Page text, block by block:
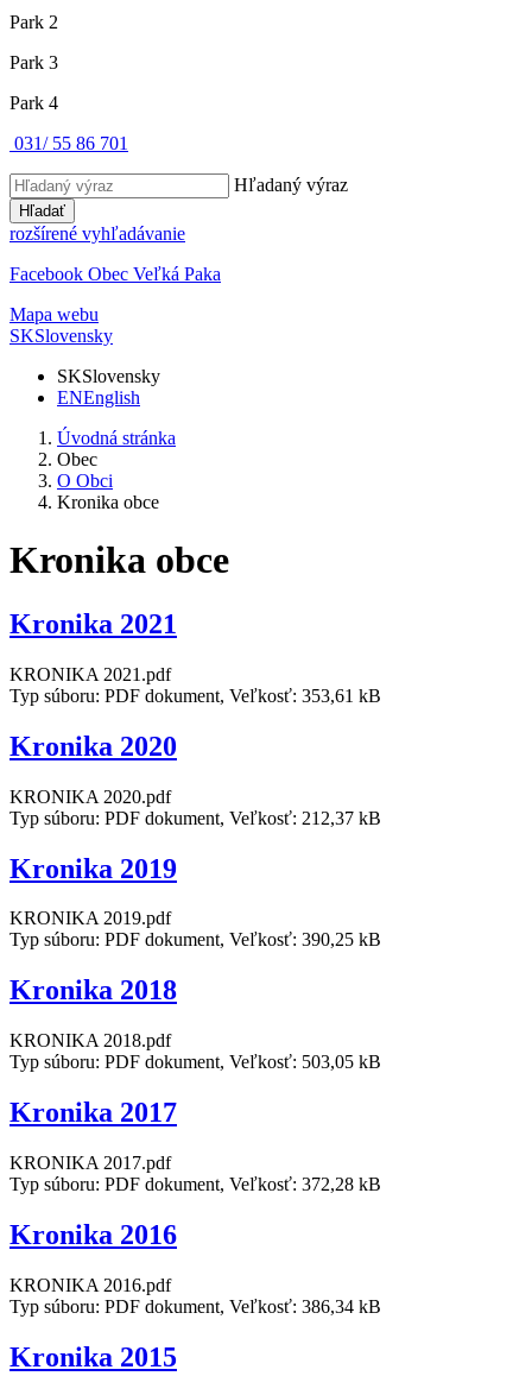
Park 2
Park 3
Park 4
031/ 55 86 701
Hľadaný výraz
Hľadať
rozšírené vyhľadávanie
Facebook Obec Veľká Paka
Mapa webu
SKSlovensky
SKSlovensky
ENEnglish
Úvodná stránka
Obec
O Obci
Kronika obce
Kronika obce
Kronika 2021
KRONIKA 2021.pdf
Typ súboru: PDF dokument, Veľkosť: 353,61 kB
Kronika 2020
KRONIKA 2020.pdf
Typ súboru: PDF dokument, Veľkosť: 212,37 kB
Kronika 2019
KRONIKA 2019.pdf
Typ súboru: PDF dokument, Veľkosť: 390,25 kB
Kronika 2018
KRONIKA 2018.pdf
Typ súboru: PDF dokument, Veľkosť: 503,05 kB
Kronika 2017
KRONIKA 2017.pdf
Typ súboru: PDF dokument, Veľkosť: 372,28 kB
Kronika 2016
KRONIKA 2016.pdf
Typ súboru: PDF dokument, Veľkosť: 386,34 kB
Kronika 2015